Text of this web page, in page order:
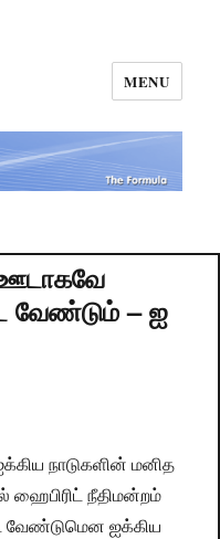
MENU
ஊடாகவே
வேண்டும் – ஐ
நாடுகளின் மனித
ஹைபிரிட் நீதிமன்றம்
வேண்டுமென ஐக்கிய